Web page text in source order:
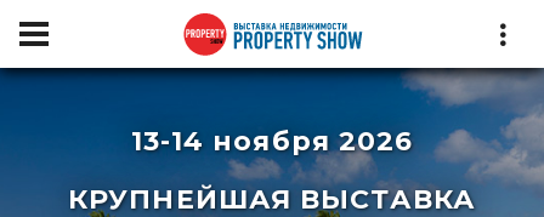
13-14 ноября 2026
КРУПНЕЙШАЯ ВЫСТАВКА